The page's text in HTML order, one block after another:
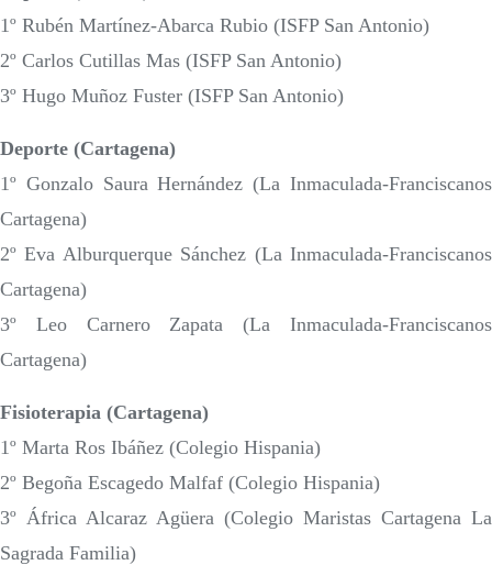
1º Rubén Martínez-Abarca Rubio (ISFP San Antonio)
2º Carlos Cutillas Mas (ISFP San Antonio)
3º Hugo Muñoz Fuster (ISFP San Antonio)
Deporte (Cartagena)
1º Gonzalo Saura Hernández (La Inmaculada-Franciscanos
Cartagena)
2º Eva Alburquerque Sánchez (La Inmaculada-Franciscanos
Cartagena)
3º Leo Carnero Zapata (La Inmaculada-Franciscanos
Cartagena)
Fisioterapia (Cartagena)
1º Marta Ros Ibáñez (Colegio Hispania)
2º Begoña Escagedo Malfaf (Colegio Hispania)
3º África Alcaraz Agüera (Colegio Maristas Cartagena La
Sagrada Familia)